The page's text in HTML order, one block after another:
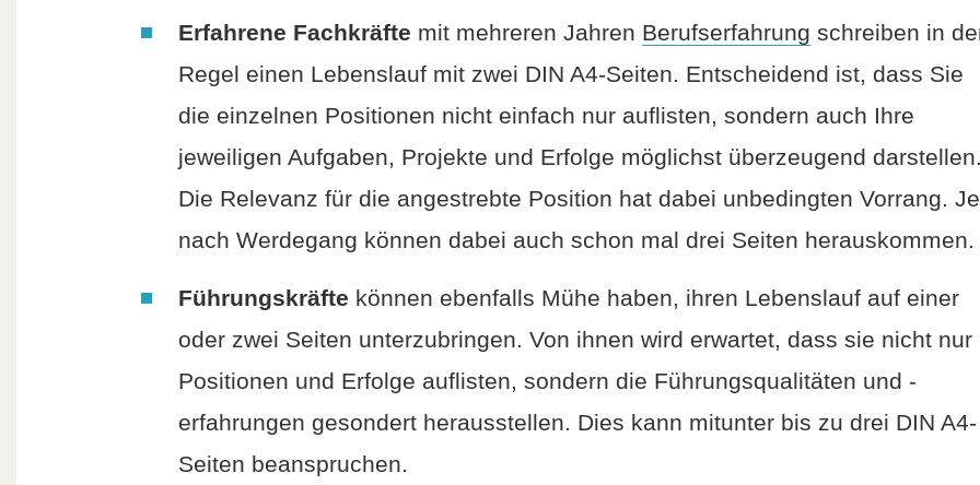
Erfahrene Fachkräfte mit mehreren Jahren Berufserfahrung schreiben in
Regel einen Lebenslauf mit zwei DIN A4-Seiten. Entscheidend ist, dass Sie
die einzelnen Positionen nicht einfach nur auflisten, sondern auch Ihre
jeweiligen Aufgaben, Projekte und Erfolge möglichst überzeugend
Die Relevanz für die angestrebte Position hat dabei unbedingten Vorrang. Je
nach Werdegang können dabei auch schon mal drei Seiten herauskommen.
Führungskräfte können ebenfalls Mühe haben, ihren Lebenslauf auf einer
oder zwei Seiten unterzubringen. Von ihnen wird erwartet, dass sie nicht nur
Positionen und Erfolge auflisten, sondern die Führungsqualitäten und -
erfahrungen gesondert herausstellen. Dies kann mitunter bis zu drei DIN A4-
Seiten beanspruchen.